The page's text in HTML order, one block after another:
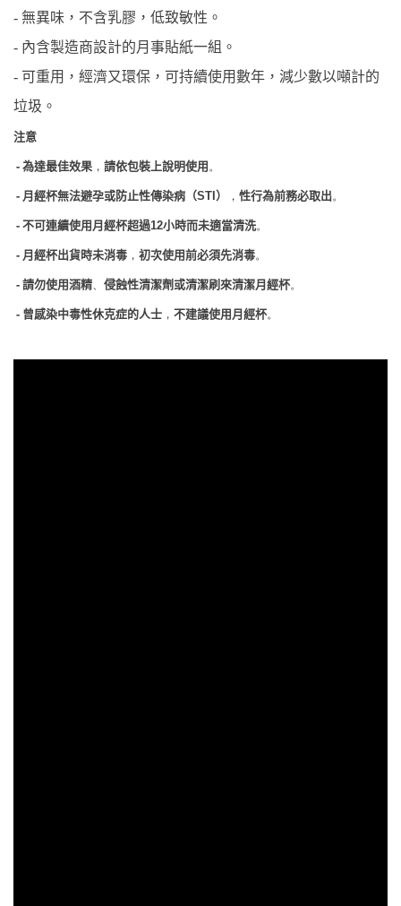
- 無異味，不含乳膠，低致敏性。
- 內含製造商設計的月事貼紙一組。
- 可重用，經濟又環保，可持續使用數年，減少數以噸計的
垃圾。
注意
-為達最佳效果 ， 請依包裝上說明使用。
- 月經杯無法避孕或防止性傳染病（STI ） ， 性行為前務必取出。
-不可連續使用月經杯超過12小時而未適當清洗。
- 月經杯出貨時未消毒 ， 初次使用前必須先消毒。
-請勿使用酒精、 侵蝕性清潔劑或清潔刷來清潔月經杯。
- 曾感染中毒性休克症的人士 ， 不建議使用月經杯。